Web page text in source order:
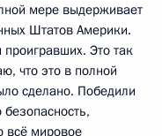
мере выдерживает
Штатов Америки.
проигравших. Это так
что это в полной
сделано. Победили
всё мировое